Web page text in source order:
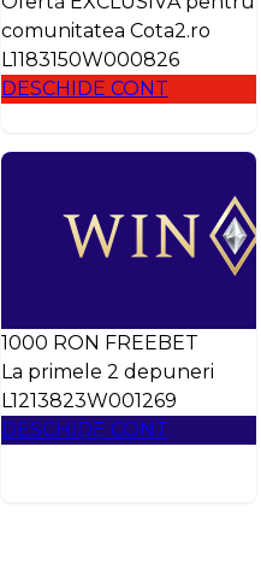
comunitatea Cota2.ro
L1183150W000826
DESCHIDE CONT
1000 RON FREEBET
La primele 2 depuneri
L1213823W001269
DESCHIDE CONT